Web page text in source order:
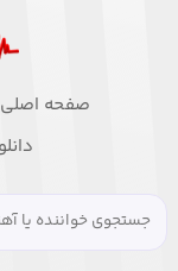
صفحه اصلی